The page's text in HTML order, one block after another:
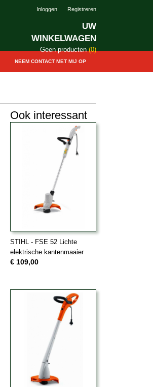
Inloggen Registreren
UW
WINKELWAGEN
Geen producten(0)
NEEM CONTACT MET MIJ OP
Ook interessant
STIHL - FSE 52 Lichte
elektrische kantenmaaier
€ 109,00